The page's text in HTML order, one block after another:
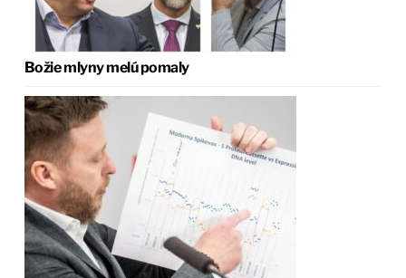
Božie mlyny melú pomaly